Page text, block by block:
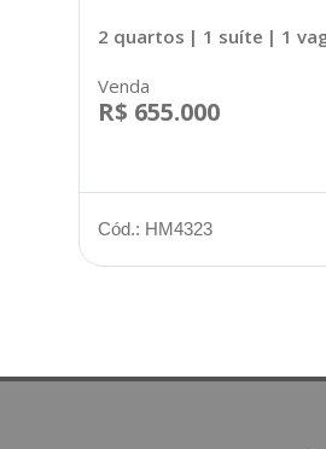
2 quartos | 1 suíte | 1
Venda
R$ 655.000
Cód.: HM4323